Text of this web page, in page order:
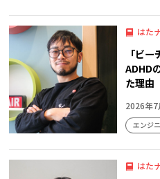
はた
「ビ
ADHD
た理由
2026年7
エンジ
はた